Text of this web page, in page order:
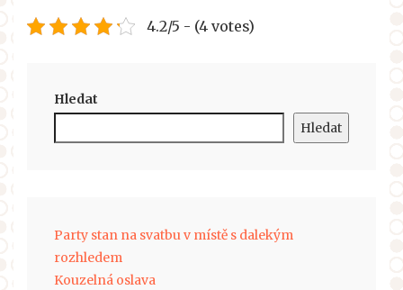
4.2/5 - (4 votes)
Hledat
Hledat
Party stan na svatbu v místě s dalekým
rozhledem
Kouzelná oslava